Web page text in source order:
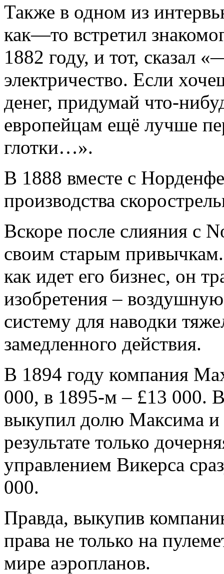
Также в одном из
как—то встретил
1882 году, и тот, сказал
электричество. Если
денег, придумай что-
европейцам ещё лучше
глотки…».
В 1888 вместе с
производства
Вскоре после слияния с
своим старым
как идет его бизнес, он
изобретения –
систему для наводки
замедленного действия.
В 1894 году компания
000, в 1895-м – £13 000.
выкупил долю Максима и
результате только
управлением Викерса
000.
Правда, выкупив
права не только на
мире аэропланов.